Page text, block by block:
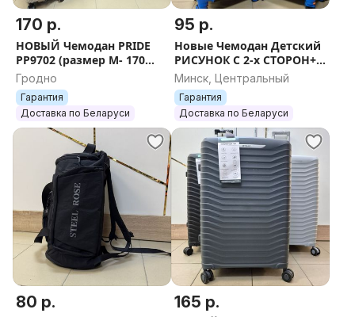
170 р.
НОВЫЙ Чемодан PRIDE
PP9702 (размер M- 170
бел.руб) + БЕСПЛАТНАЯ
ДОСТАВКА ПО РБ
Гродно
Гарантия
Доставка по Беларуси
95 р.
Новые Чемодан Детский
РИСУНОК С 2-х СТОРОН+
Бесплатная доставка
Минск, Центральный
Гарантия
Доставка по Беларуси
80 р. 165 р.